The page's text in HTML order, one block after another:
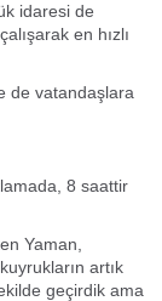
idaresi de
en hızlı
de vatandaşlara
8 saattir
Yaman,
artık
geçirdik ama